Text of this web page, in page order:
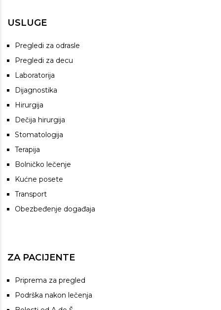
USLUGE
Pregledi za odrasle
Pregledi za decu
Laboratorija
Dijagnostika
Hirurgija
Dečija hirurgija
Stomatologija
Terapija
Bolničko lečenje
Kućne posete
Transport
Obezbeđenje događaja
ZA PACIJENTE
Priprema za pregled
Podrška nakon lečenja